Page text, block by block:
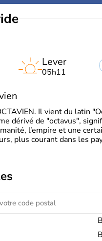
Lever
05h11
Il vient du latin
dérivé de "octavus",
l’empire et une
plus courant dans les